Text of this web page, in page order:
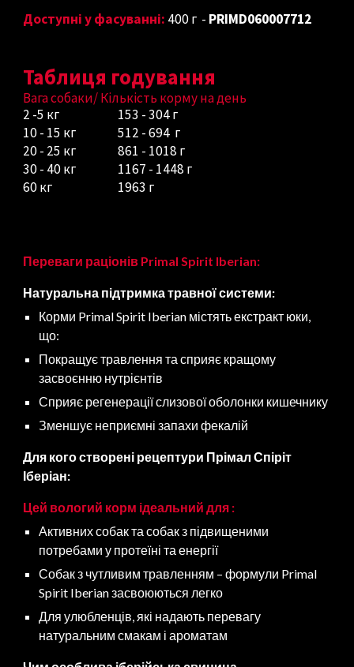
Доступні у фасуванні: 400 г - PRIMD060007712
Таблиця годування
Вага собаки/ Кількість корму на день
2 -5 кг
153 -304г
10 - 15 кг
512 - 694 г
20 - 25 кг
861 - 1018 г
30 - 40 кг
1167 - 1448 г
60 кг
1963 г
Переваги раціонів Primal Spirit Iberian:
Натуральна підтримка травної системи:
Корми Primal Spirit Iberian містять екстракт юки,
що:
Покращує травлення та сприяє кращому
засвоєнню нутрієнтів
Сприяє регенерації слизової оболонки кишечнику
Зменшує неприємні запахи фекалій
Для кого створені рецептури Прімал Спіріт
Іберіан:
Цей вологий корм ідеальний для :
Активних собак та собак з підвищеними
потребами у протеїні та енергії
Собак з чутливим травленням – формули Primal
Spirit Iberian засвоюються легко
Для улюбленців, які надають перевагу
натуральним смакам і ароматам